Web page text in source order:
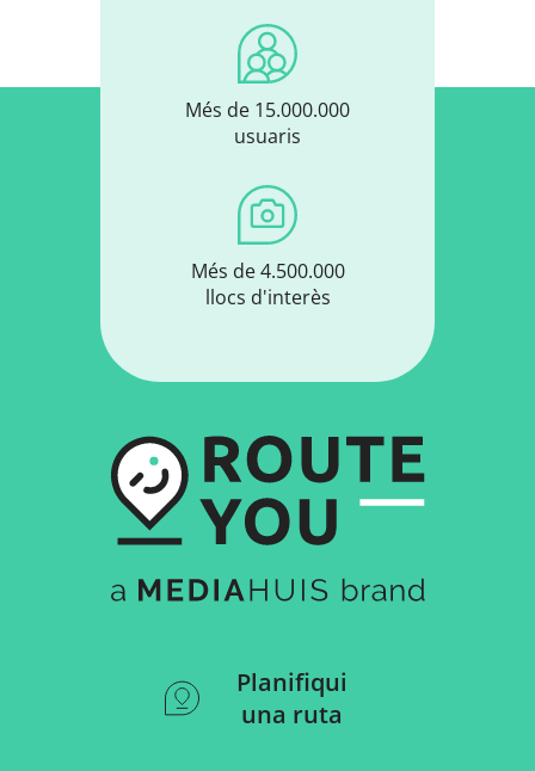
Més de 15.000.000
usuaris
Més de 4.500.000
llocs d'interès
Planifiqui
una ruta